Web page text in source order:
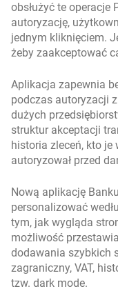
obsłużyć te operacje
autoryzację,
jednym kliknięciem.
żeby zaakceptować
Aplikacja zapewnia
podczas autoryzacji
dużych
struktur akceptacji
historia zleceń, kto je
autoryzował przed
Nową aplikację
personalizować
tym, jak wygląda
możliwość
dodawania szybkich
zagraniczny, VAT,
tzw. dark mode.